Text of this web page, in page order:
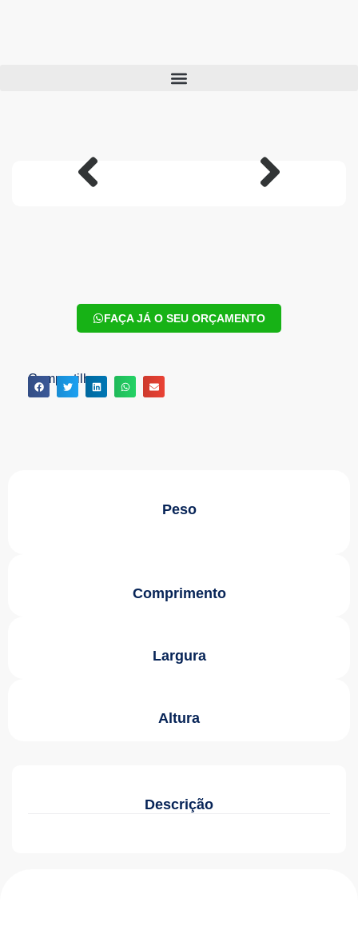
FAÇA JÁ O SEU ORÇAMENTO
Compartilhe:
Peso
Comprimento
Largura
Altura
Descrição